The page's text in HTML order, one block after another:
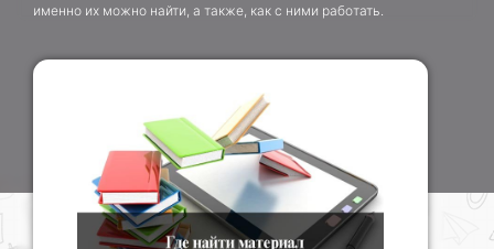
именно их можно найти, а также, как с ними работать.